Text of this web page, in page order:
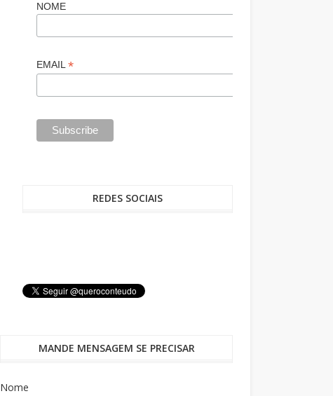
NOME
EMAIL *
REDES SOCIAIS
MANDE MENSAGEM SE PRECISAR
Nome